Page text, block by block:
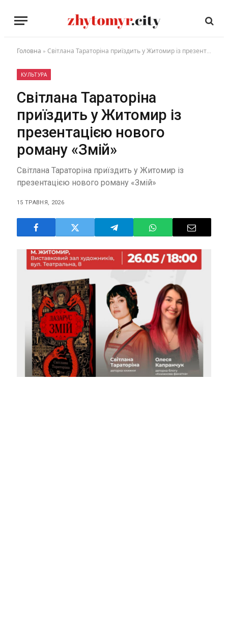
Головна » Світлана Тараторіна приїздить у Житомир із презентацією нового роману «Змій»
КУЛЬТУРА
Світлана Тараторіна
приїздить у Житомир із
презентацією нового
роману «Змій»
Світлана Тараторіна приїздить у Житомир із
презентацією нового роману «Змій»
15 ТРАВНЯ, 2026